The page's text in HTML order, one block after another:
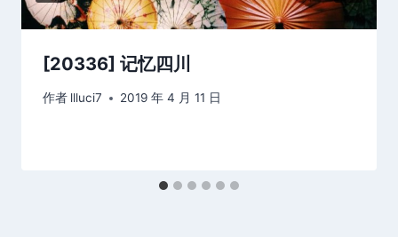
[20336] 记忆四川
作者 llluci7 2019 年 4 月 11 日